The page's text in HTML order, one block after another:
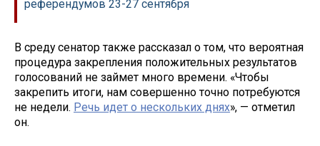
референдумов 23-27 сентября
В среду сенатор также рассказал о том, что вероятная
процедура закрепления положительных результатов
голосований не займет много времени. «Чтобы
закрепить итоги, нам совершенно точно потребуются
не недели. Речь идет о нескольких днях», — отметил
он.